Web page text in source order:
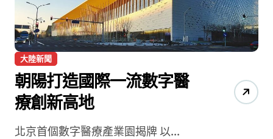
大陸新聞
朝陽打造國際一流數字醫
療創新高地
北京首個數字醫療產業園揭牌 以...